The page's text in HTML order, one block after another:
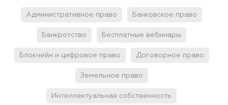
Административное право Банковское право
Банкротство Бесплатные вебинары
Блокчейн и цифровое право Договорное право
Земельное право
Интеллектуальная собственность